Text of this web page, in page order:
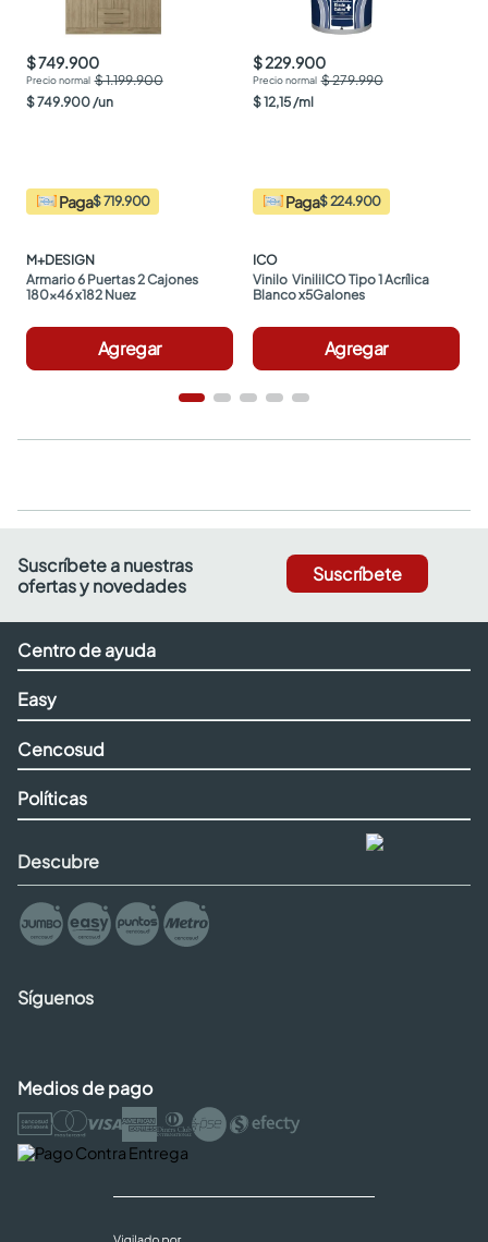
$ 749.900
$ 1.199.900
$749.900 /un
Paga$ 719.900
M+DESIGN
Armario 6 Puertas 2 Cajones
180x46 x182 Nuez
Agregar
$ 229.900
$ 279.990
$12,15 /ml
Paga$ 224.900
ICO
Vinilo  ViniliICO Tipo 1 Acrílica
Blanco x5Galones
Agregar
Suscríbete a nuestras
ofertas y novedades
Suscríbete
Centro de ayuda
Easy
Cencosud
Políticas
Descubre
Síguenos
Medios de pago